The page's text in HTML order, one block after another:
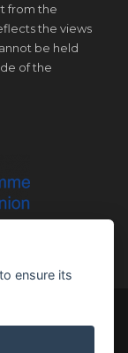
from the
the views
be held
of the
ensure its